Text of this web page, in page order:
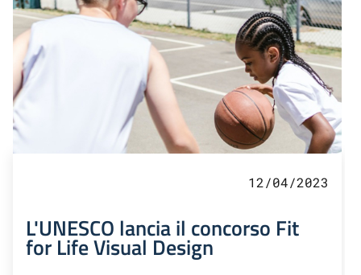
12/04/2023
L'UNESCO lancia il concorso Fit
for Life Visual Design